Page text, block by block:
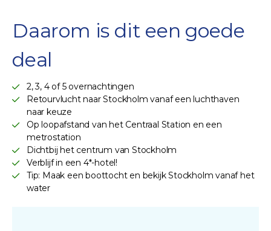
Daarom is dit een goede
deal
2, 3, 4 of 5 overnachtingen
Retourvlucht naar Stockholm vanaf een luchthaven
naar keuze
Op loopafstand van het Centraal Station en een
metrostation
Dichtbij het centrum van Stockholm
Verblijf in een 4*-hotel!
Tip: Maak een boottocht en bekijk Stockholm vanaf het
water